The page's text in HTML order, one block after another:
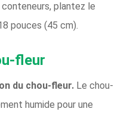
plantez le
pouces (45 cm).
fleur
du chou-fleur. Le chou-
humide pour une